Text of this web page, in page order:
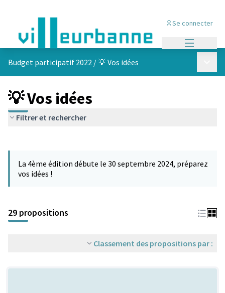
Se connecter
Budget participatif 2022 /💡 Vos idées
💡 Vos idées
Filtrer et rechercher
−
La 4ème édition débute le 30 septembre 2024, préparez
vos idées !
29 propositions
Classement des propositions par :